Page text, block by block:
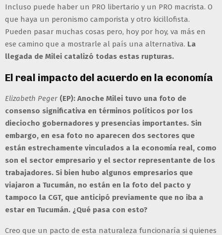
Incluso puede haber un PRO libertario y un PRO macrista. O
que haya un peronismo camporista y otro kicillofista.
Pueden pasar muchas cosas pero, hoy por hoy, va más en
ese camino que a mostrarle al país una alternativa. La
llegada de Milei catalizó todas estas rupturas.
El real impacto del acuerdo en la economía
Elizabeth Peger (EP): Anoche Milei tuvo una foto de
consenso significativa en términos políticos por los
dieciocho gobernadores y presencias importantes. Sin
embargo, en esa foto no aparecen dos sectores que
están estrechamente vinculados a la economía real, como
son el sector empresario y el sector representante de los
trabajadores. Si bien hubo algunos empresarios que
viajaron a Tucumán, no están en la foto del pacto y
tampoco la CGT, que anticipó previamente que no iba a
estar en Tucumán. ¿Qué pasa con esto?
Creo que un pacto de esta naturaleza funcionaría si quienes